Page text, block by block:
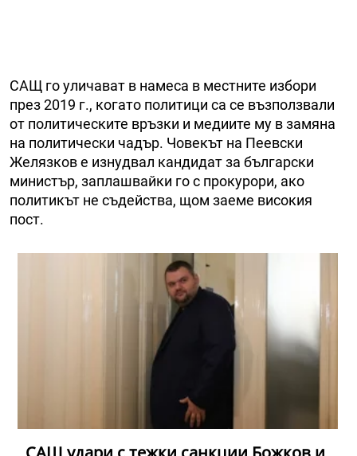
САЩ го уличават в намеса в местните избори
през 2019 г., когато политици са се възползвали
от политическите връзки и медиите му в замяна
на политически чадър. Човекът на Пеевски
Желязков е изнудвал кандидат за български
министър, заплашвайки го с прокурори, ако
политикът не съдейства, щом заеме високия
пост.